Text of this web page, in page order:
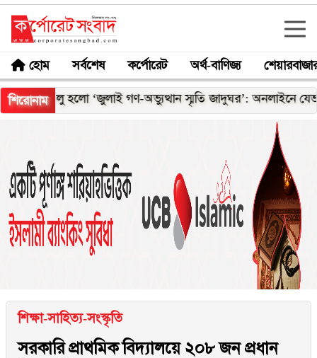
হোম সর্বশেষ কর্পোরেট অর্থ-বাণিজ্য
শিরোনাম
চালু হলো ‘জুলাই গণ-অভ্যুত্থান স্মৃতি জাদুঘর’: অনলাইনে যেভাবে
শিক্ষা-সাহিত্য-সংস্কৃতি
সরকারি প্রাথমিক বিদ্যালয়ে ২০৮ জন প্রধান